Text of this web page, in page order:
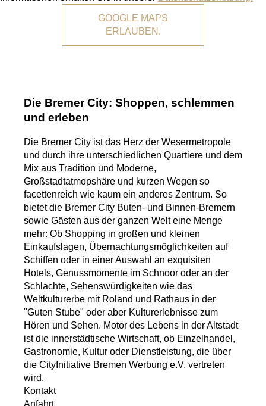
GOOGLE MAPS
ERLAUBEN.
Die Bremer City: Shoppen, schlemmen
und erleben
Die Bremer City ist das Herz der Wesermetropole
und durch ihre unterschiedlichen Quartiere und dem
Mix aus Tradition und Moderne,
Großstadtatmopshäre und kurzen Wegen so
facettenreich wie kaum ein anderes Zentrum. So
bietet die Bremer City Buten- und Binnen-Bremern
sowie Gästen aus der ganzen Welt eine Menge
mehr: Ob Shopping in großen und kleinen
Einkaufslagen, Übernachtungsmöglichkeiten auf
Schiffen oder in einer Auswahl an exquisiten
Hotels, Genussmomente im Schnoor oder an der
Schlachte, Sehenswürdigkeiten wie das
Weltkulturerbe mit Roland und Rathaus in der
"Guten Stube" oder aber Kulturerlebnisse zum
Hören und Sehen. Motor des Lebens in der Altstadt
ist die innerstädtische Wirtschaft, ob Einzelhandel,
Gastronomie, Kultur oder Dienstleistung, die über
die CityInitiative Bremen Werbung e.V. vertreten
wird.
Kontakt